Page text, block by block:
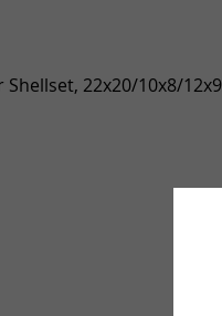
Shellset, 22x20/10x8/